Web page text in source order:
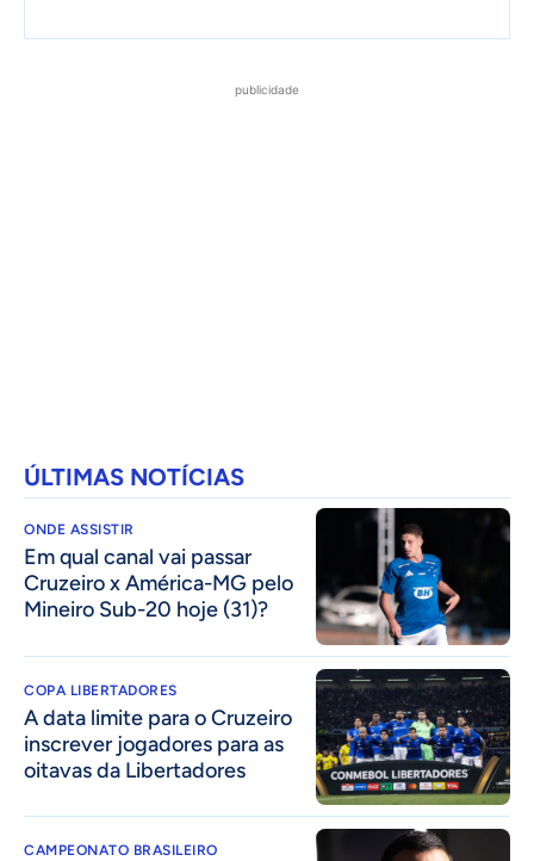
publicidade
ÚLTIMAS NOTÍCIAS
ONDE ASSISTIR
Em qual canal vai passar
Cruzeiro x América-MG pelo
Mineiro Sub-20 hoje (31)?
COPA LIBERTADORES
A data limite para o Cruzeiro
inscrever jogadores para as
oitavas da Libertadores
CAMPEONATO BRASILEIRO